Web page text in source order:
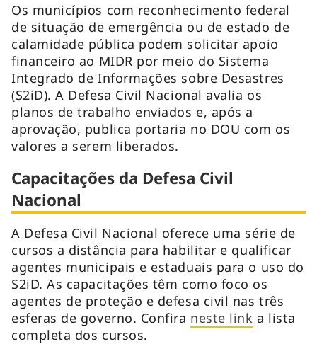
Os municípios com reconhecimento federal
de situação de emergência ou de estado de
calamidade pública podem solicitar apoio
financeiro ao MIDR por meio do Sistema
Integrado de Informações sobre Desastres
(S2iD). A Defesa Civil Nacional avalia os
planos de trabalho enviados e, após a
aprovação, publica portaria no DOU com os
valores a serem liberados.
Capacitações da Defesa Civil
Nacional
A Defesa Civil Nacional oferece uma série de
cursos a distância para habilitar e qualificar
agentes municipais e estaduais para o uso do
S2iD. As capacitações têm como foco os
agentes de proteção e defesa civil nas três
esferas de governo. Confira neste link a lista
completa dos cursos.